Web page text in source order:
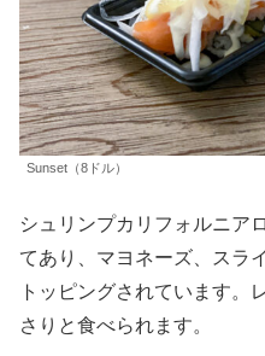
Sunset（8ドル）
シュリンプカリフォルニア
てあり、マヨネーズ、スラ
トッピングされています。
さりと食べられます。